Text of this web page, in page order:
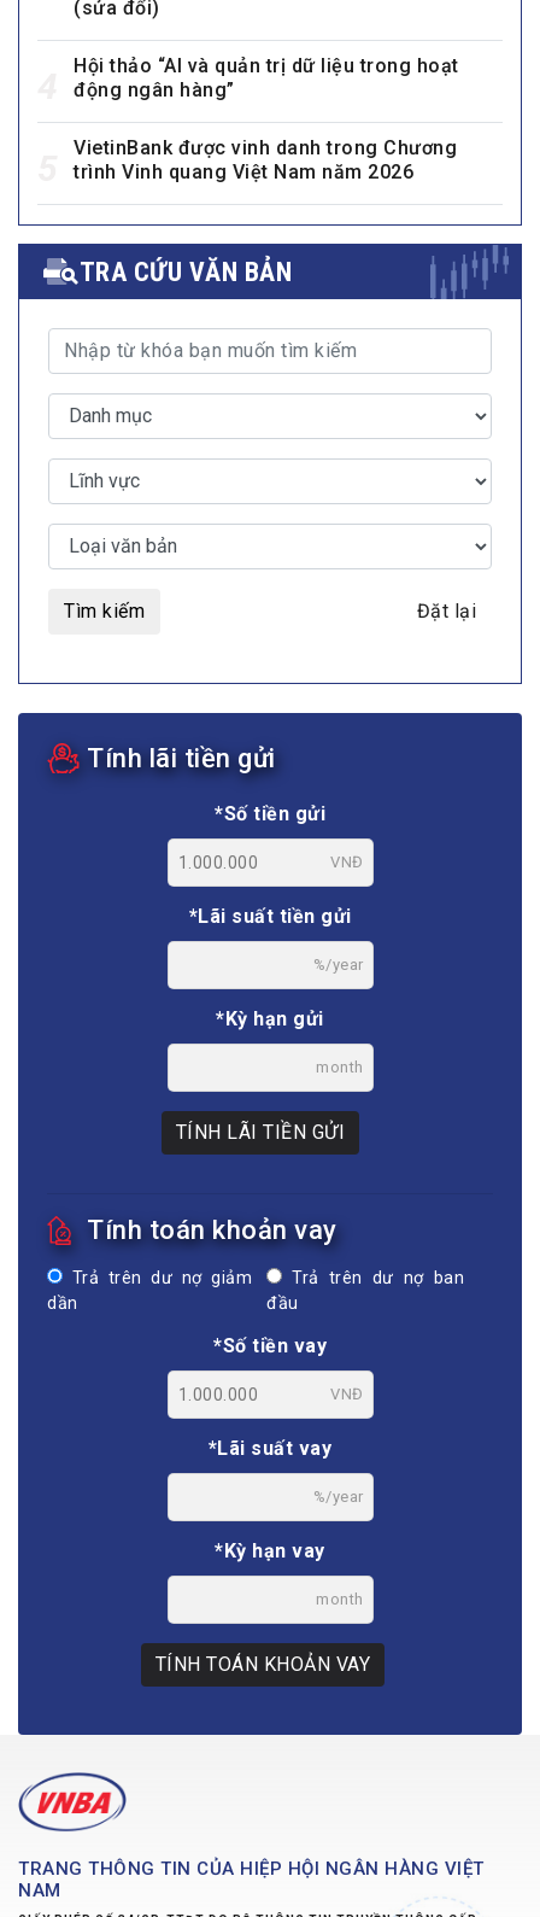
Nhà ở và Luật Kinh doanh bất động sản
(sửa đổi)
4
Hội thảo “AI và quản trị dữ liệu trong hoạt
động ngân hàng”
5
VietinBank được vinh danh trong Chương
trình Vinh quang Việt Nam năm 2026
TRA CỨU VĂN BẢN
*Số tiền gửi
*Lãi suất tiền gửi
*Kỳ hạn gửi
Tính toán khoản vay
Trả trên dư nợ giảm
Trả trên dư nợ ban
đầu
*Số tiền vay
*Lãi suất vay
*Kỳ hạn vay
TRANG THÔNG TIN CỦA HIỆP HỘI NGÂN HÀNG VIỆT